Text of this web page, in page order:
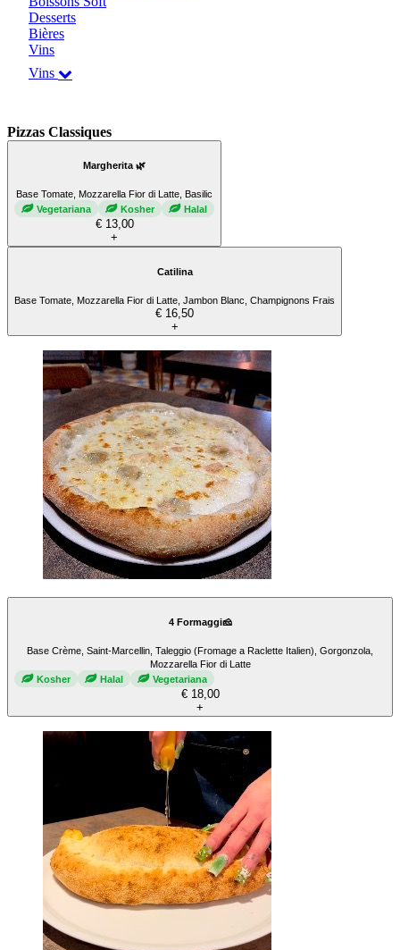
Desserts
Bières
Vins
Vins
Pizzas Classiques
Margherita 🌿
Base Tomate, Mozzarella Fior di Latte, Basilic
Vegetariana
Kosher Halal
€ 13,00
+
Catilina
Base Tomate, Mozzarella Fior di Latte, Jambon Blanc, Champignons Frais
€ 16,50
+
4 Formaggi🧀
Base Crème, Saint-Marcellin, Taleggio (Fromage a Raclette Italien), Gorgonzola,
Mozzarella Fior di Latte
Kosher
Halal Vegetariana
€ 18,00
+